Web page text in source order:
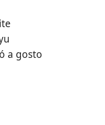
a gosto